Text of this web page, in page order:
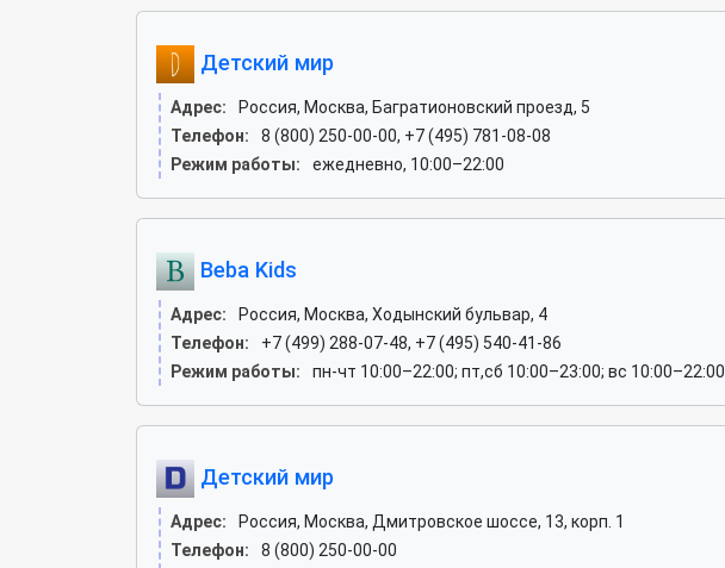
Детский мир
Адрес:
Россия, Москва, Багратионовский проезд, 5
Телефон:
8 (800) 250-00-00, +7 (495) 781-08-08
Режим работы:
ежедневно, 10:00–22:00
Beba Kids
Адрес:
Россия, Москва, Ходынский бульвар, 4
Телефон:
+7 (499) 288-07-48, +7 (495) 540-41-86
Режим работы:
пн-чт 10:00–22:00; пт,сб 10:00–23:00; вс 10:00–22:00
Детский мир
Адрес:
Россия, Москва, Дмитровское шоссе, 13, корп. 1
Телефон:
8 (800) 250-00-00